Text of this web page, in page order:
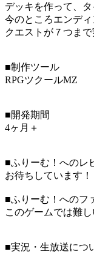
デッキを作って、
今のところエンディ
クエストが７つまで
■制作ツール
RPGツクールMZ
■開発期間
4ヶ月＋
■ふりーむ！へのレ
お待ちしています！
■ふりーむ！へのフ
このゲームでは難し
■実況・生放送につ